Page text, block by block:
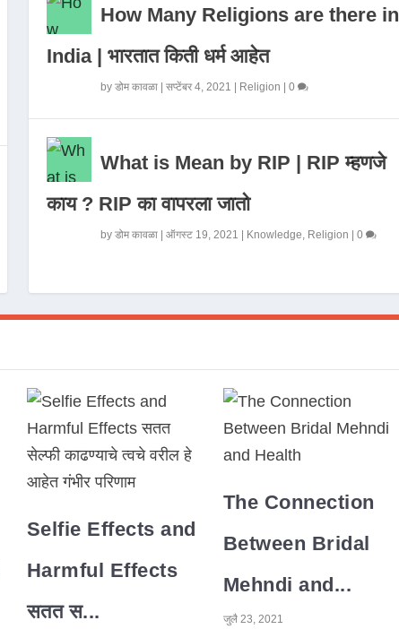
How Many Religions are there in
India | भारतात किती धर्म आहेत
by डोम कावळा| सप्टेंबर 4, 2021 Religion 0
What is Mean by RIP | RIP म्हणजे
काय ? RIP का वापरला जातो
by डोम कावळा| ऑगस्ट 19, 2021 Knowledge, Religion 0
Selfie Effects and
Harmful Effects
सतत स...
The Connection
Between Bridal
Mehndi and...
जुलै 23, 2021